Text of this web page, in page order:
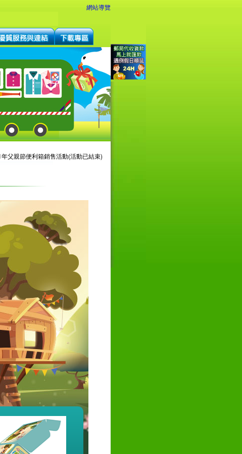
網站導覽
年父親節便利箱銷售活動(活動已結束)